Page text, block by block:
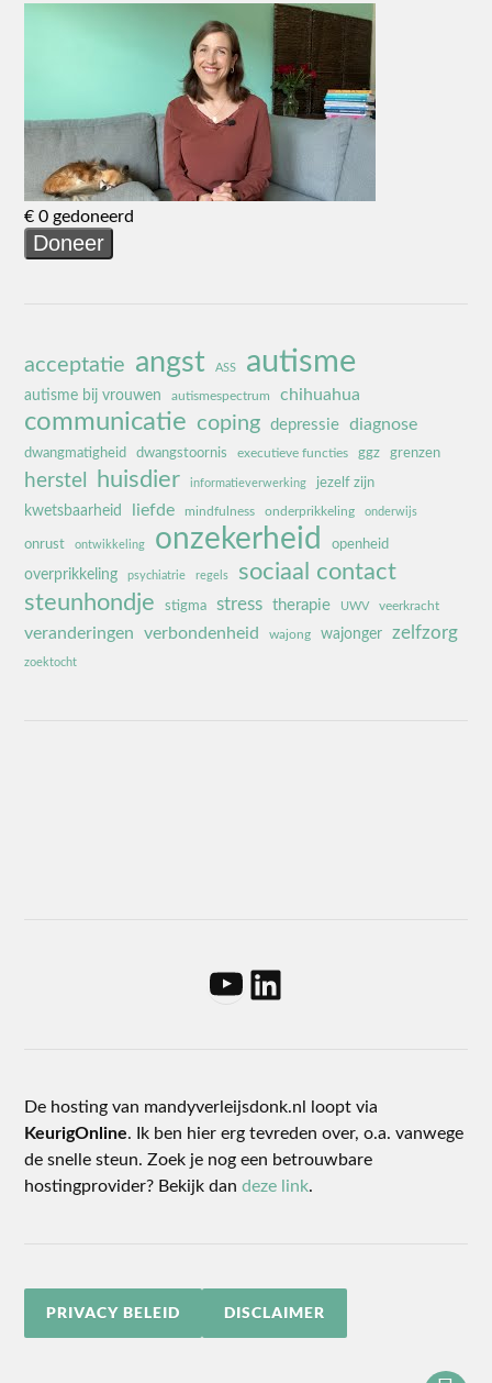
acceptatie angst ASS autisme
autisme bij vrouwen autismespectrum chihuahua
communicatie coping depressie diagnose
dwangmatigheid dwangstoornis executieve functies ggz grenzen
herstel huisdier informatieverwerking
jezelf zijn
kwetsbaarheid
liefde mindfulness onderprikkeling onderwijs
onrust ontwikkeling onzekerheid
openheid
overprikkeling
psychiatrie regels
sociaal contact
steunhondje
stigma stress therapie UWV veerkracht
veranderingen verbondenheid wajong wajonger zelfzorg
zoektocht
De hosting van mandyverleijsdonk.nl loopt via
KeurigOnline. Ik ben hier erg tevreden over, o.a. vanwege
de snelle steun. Zoek je nog een betrouwbare
hostingprovider? Bekijk dandeze link.
PRIVACY BELEID DISCLAIMER